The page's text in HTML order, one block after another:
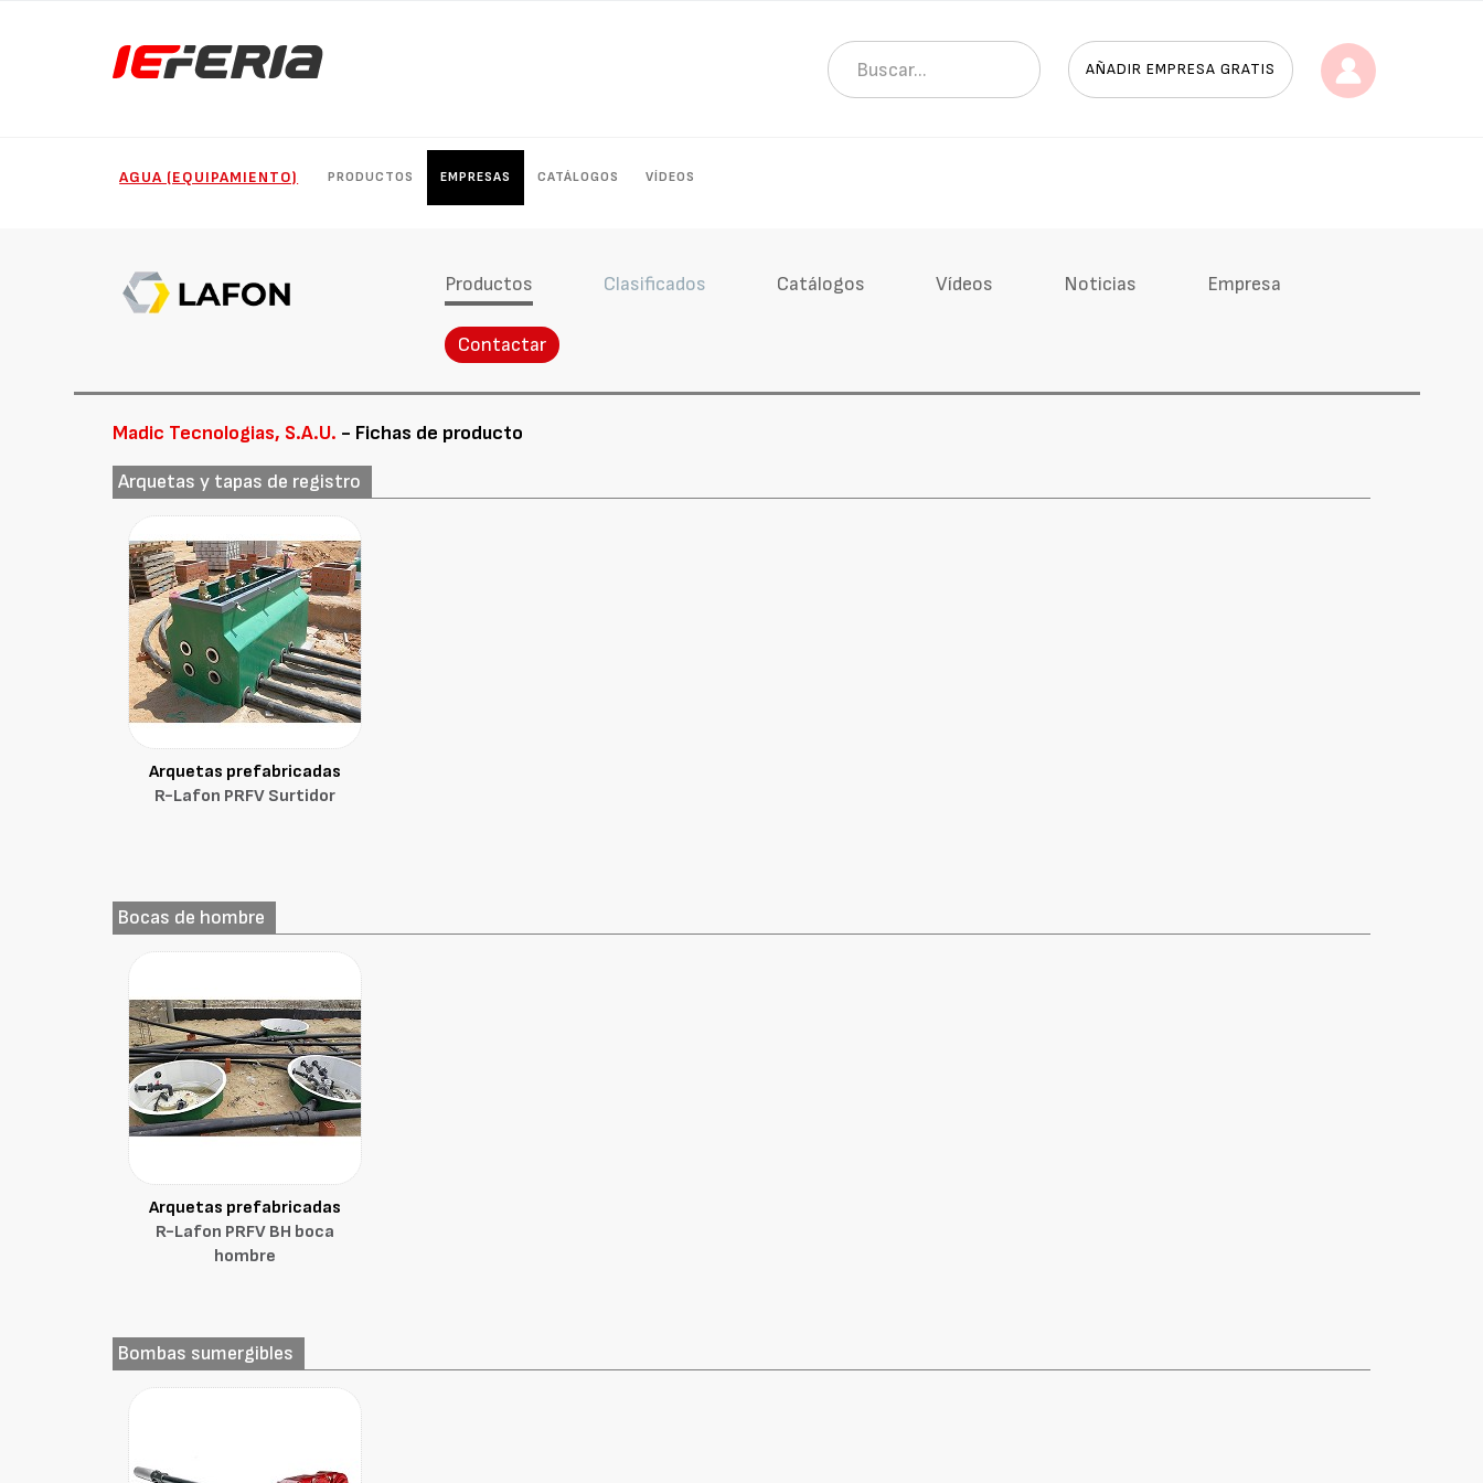
AÑADIR EMPRESA GRATIS
AGUA (EQUIPAMIENTO) PRODUCTOS EMPRESAS CATÁLOGOS VÍDEOS
Productos Clasificados Catálogos Vídeos Noticias Empresa
Contactar
Madic Tecnologias, S.A.U. - Fichas de producto
Arquetas y tapas de registro
Arquetas prefabricadas
R-Lafon PRFV Surtidor
Bocas de hombre
Arquetas prefabricadas
R-Lafon PRFV BH boca
hombre
Bombas sumergibles